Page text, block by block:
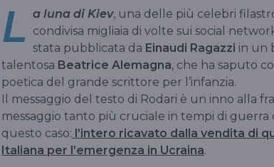
L a luna di Kiev, una delle più celebri
condivisa migliaia di volte sui social
stata pubblicata da Einaudi Ragazzi in un
talentosa Beatrice Alemagna, che ha saputo
poetica del grande scrittore per l’infanzia.
Il messaggio del testo di Rodari è un inno alla
messaggio tanto più cruciale in tempi di
questo caso: l’intero ricavato dalla vendita di
Italiana per l’emergenza in Ucraina.